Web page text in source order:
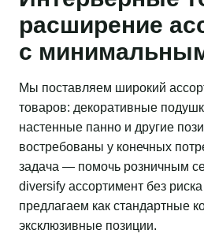
расширение
с
Мы поставляем широкий
товаров: декоративные
настенные панно и другие
востребованы у конечных
задача — помочь розничным
diversify ассортимент без
предлагаем как стандартные
эксклюзивные позиции.